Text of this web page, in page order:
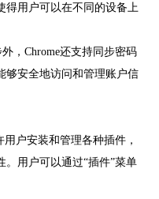
得用户可以在不同的设备上
，Chrome还支持同步密码
够安全地访问和管理账户信
户安装和管理各种插件，
用户可以通过“插件”菜单